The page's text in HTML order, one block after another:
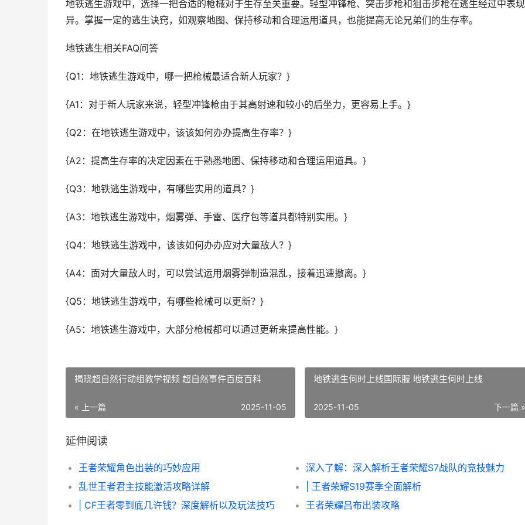
地铁逃生游戏中，选择一把合适的枪械对于生存至关重要。轻型冲锋枪、突击步枪和狙击步枪在逃生经过中表
异。掌握一定的逃生诀窍，如观察地图、保持移动和合理运用道具，也能提高无论兄弟们的生存率。
地铁逃生相关FAQ问答
{Q1：地铁逃生游戏中，哪一把枪械最适合新人玩家？}
{A1：对于新人玩家来说，轻型冲锋枪由于其高射速和较小的后坐力，更容易上手。}
{Q2：在地铁逃生游戏中，该该如何办办提高生存率？}
{A2：提高生存率的决定因素在于熟悉地图、保持移动和合理运用道具。}
{Q3：地铁逃生游戏中，有哪些实用的道具？}
{A3：地铁逃生游戏中，烟雾弹、手雷、医疗包等道具都特别实用。}
{Q4：地铁逃生游戏中，该该如何办办应对大量敌人？}
{A4：面对大量敌人时，可以尝试运用烟雾弹制造混乱，接着迅速撤离。}
{Q5：地铁逃生游戏中，有哪些枪械可以更新？}
{A5：地铁逃生游戏中，大部分枪械都可以通过更新来提高性能。}
揭晓超自然行动组教学视频 超自然事件百度百科
« 上一篇 2025-11-05
地铁逃生何时上线国际服 地铁逃生何时上线
下一篇 »
2025-11-05
延伸阅读
王者荣耀角色出装的巧妙应用
深入了解：深入解析王者荣耀S7战队的竞技魅力
乱世王者君主技能激活攻略详解
| 王者荣耀S19赛季全面解析
| CF王者零到底几许钱？深度解析以及玩法技巧
王者荣耀吕布出装攻略